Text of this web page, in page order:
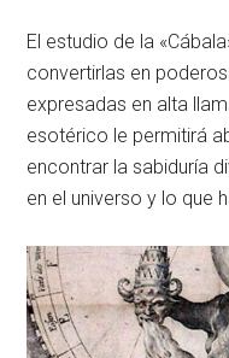
El estudio de la
convertirlas en
expresadas en alta
esotérico le permitirá
encontrar la sabiduría
en el universo y lo que